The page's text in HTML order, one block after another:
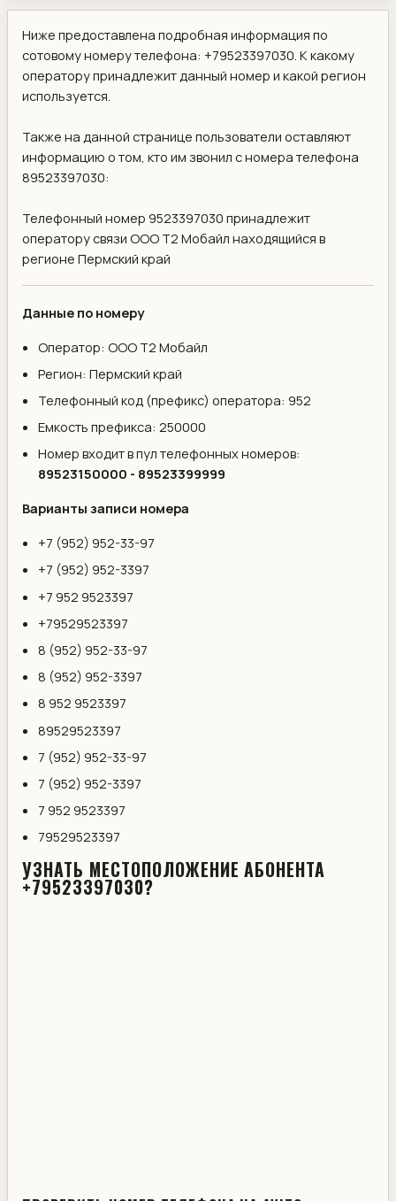
Ниже предоставлена подробная информация по
сотовому номеру телефона: +79523397030. К какому
оператору принадлежит данный номер и какой регион
используется.
Также на данной странице пользователи оставляют
информацию о том, кто им звонил с номера телефона
89523397030:
Телефонный номер 9523397030 принадлежит
оператору связи ООО Т2 Мобайл находящийся в
регионе Пермский край
Данные по номеру
Оператор: ООО Т2 Мобайл
Регион: Пермский край
Телефонный код (префикс) оператора: 952
Емкость префикса: 250000
Номер входит в пул телефонных номеров:
89523150000 - 89523399999
Варианты записи номера
+7 (952) 952-33-97
+7 (952) 952-3397
+7 952 9523397
+79529523397
8 (952) 952-33-97
8 (952) 952-3397
8 952 9523397
89529523397
7 (952) 952-33-97
7 (952) 952-3397
7 952 9523397
79529523397
УЗНАТЬ МЕСТОПОЛОЖЕНИЕ АБОНЕНТА
+79523397030?